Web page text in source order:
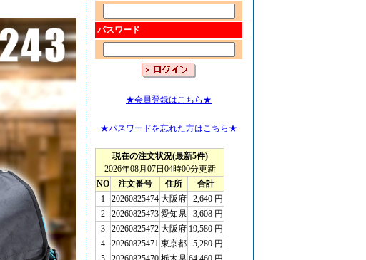
パスワード
★会員登録はこちら★
★パスワードを忘れた方はこちら★